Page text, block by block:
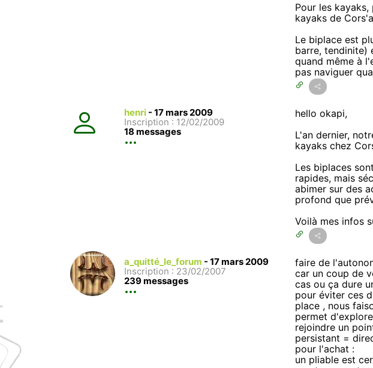
Pour les
kayaks de
Le biplace est
barre, tendinite)
quand même à
pas naviguer
henri - 17 mars 2009
Inscription : 12/02/2009
18 messages
hello okapi,
L'an dernier,
kayaks chez
Les biplaces
rapides, mais
abimer sur des
profond que
Voilà mes infos
a_quitté_le_forum - 17 mars 2009
Inscription : 23/02/2007
239 messages
faire de
car un coup de
cas ou ça dure
pour éviter ces
place , nous
permet
rejoindre un
persistant =
pour l'achat :
un pliable est